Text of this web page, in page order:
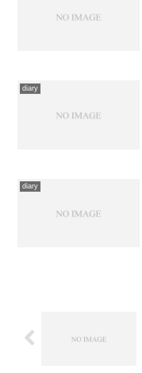
diary
diary